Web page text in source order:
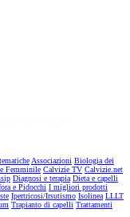
Associazioni Biologia dei
Femminile Calvizie TV Calvizie.net
Diagnosi e terapia Dieta e capelli
e Pidocchi I migliori prodotti
Ipertricosi/Irsutismo Isolinea LLLT
Trapianto di capelli Trattamenti